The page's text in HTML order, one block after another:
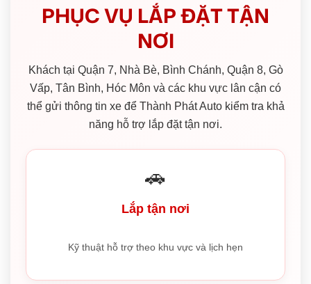
PHỤC VỤ LẮP ĐẶT TẬN
NƠI
Khách tại Quận 7, Nhà Bè, Bình Chánh, Quận 8, Gò
Vấp, Tân Bình, Hóc Môn và các khu vực lân cận có
thể gửi thông tin xe để Thành Phát Auto kiểm tra khả
năng hỗ trợ lắp đặt tận nơi.
🚗
Lắp tận nơi
Kỹ thuật hỗ trợ theo khu vực và lịch hẹn